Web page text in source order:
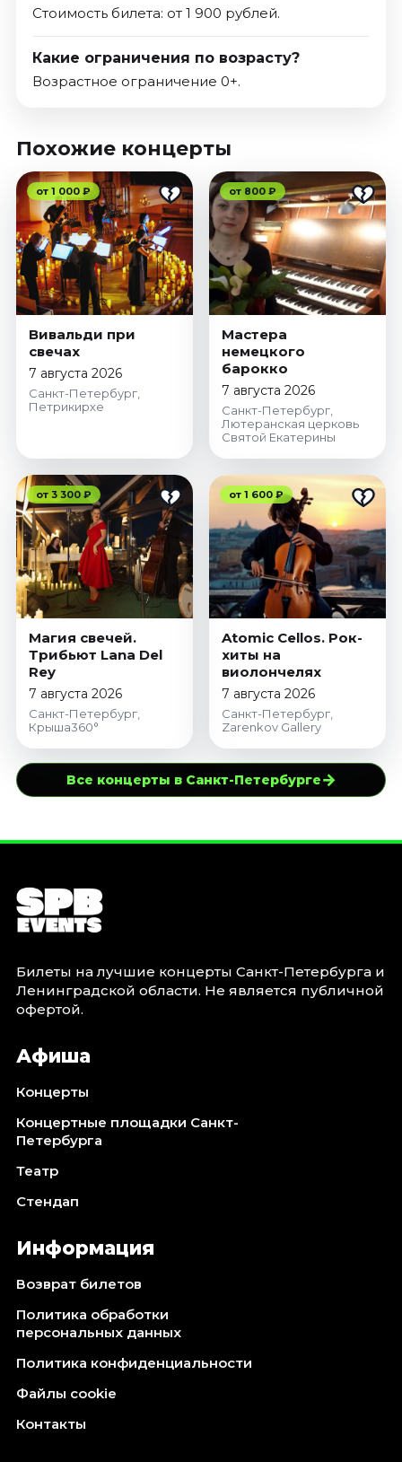
Стоимость билета: от 1 900 рублей.
Какие ограничения по возрасту?
Возрастное ограничение 0+.
Похожие концерты
от 1 000 ₽
Вивальди при
свечах
7 августа 2026
Санкт-Петербург,
Петрикирхе
от 800 ₽
Мастера
немецкого
барокко
7 августа 2026
Санкт-Петербург,
Лютеранская церковь
Святой Екатерины
от 3 300 ₽
Магия свечей.
Трибьют Lana Del
Rey
7 августа 2026
Санкт-Петербург,
Крыша360°
от 1 600 ₽
Atomic Cellos. Рок-
хиты на
виолончелях
7 августа 2026
Санкт-Петербург,
Zarenkov Gallery
Все концерты в Санкт-Петербурге→
Билеты на лучшие концерты Санкт-Петербурга и
Ленинградской области. Не является публичной
офертой.
Афиша
Концерты
Концертные площадки Санкт-
Петербурга
Театр
Стендап
Информация
Возврат билетов
Политика обработки
персональных данных
Политика конфиденциальности
Файлы cookie
Контакты